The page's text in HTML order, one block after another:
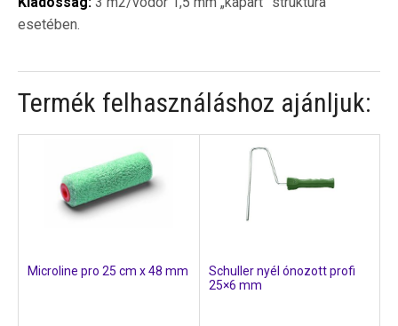
esetében.
Termék felhasználáshoz ajánljuk:
Microline pro 25 cm x 48 mm
Schuller nyél ónozott profi
25×6 mm